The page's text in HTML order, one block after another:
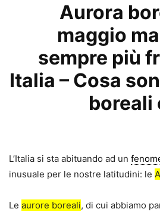
Aurora
maggio
sempre più
Italia – Cosa
boreali
L’Italia si sta abituando ad un
inusuale per le nostre latitudini: le
Le aurore boreali, di cui abbiamo